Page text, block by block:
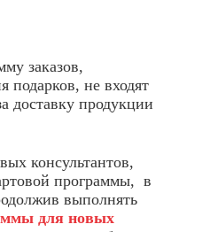
заказов,
подарков, не входят
доставку продукции
консультантов,
программы, в
выполнять
для новых